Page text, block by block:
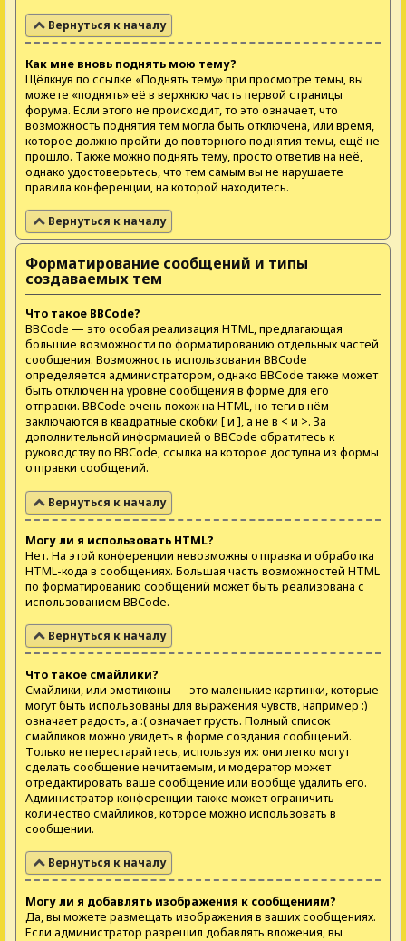
Вернуться к началу
Как мне вновь поднять мою тему?
Щёлкнув по ссылке «Поднять тему» при просмотре темы, вы
можете «поднять» её в верхнюю часть первой страницы
форума. Если этого не происходит, то это означает, что
возможность поднятия тем могла быть отключена, или время,
которое должно пройти до повторного поднятия темы, ещё не
прошло. Также можно поднять тему, просто ответив на неё,
однако удостоверьтесь, что тем самым вы не нарушаете
правила конференции, на которой находитесь.
Вернуться к началу
Форматирование сообщений и типы
создаваемых тем
Что такое BBCode?
BBCode — это особая реализация HTML, предлагающая
большие возможности по форматированию отдельных частей
сообщения. Возможность использования BBCode
определяется администратором, однако BBCode также может
быть отключён на уровне сообщения в форме для его
отправки. BBCode очень похож на HTML, но теги в нём
заключаются в квадратные скобки [ и ], а не в < и >. За
дополнительной информацией о BBCode обратитесь к
руководству по BBCode, ссылка на которое доступна из формы
отправки сообщений.
Вернуться к началу
Могу ли я использовать HTML?
Нет. На этой конференции невозможны отправка и обработка
HTML-кода в сообщениях. Большая часть возможностей HTML
по форматированию сообщений может быть реализована с
использованием BBCode.
Вернуться к началу
Что такое смайлики?
Смайлики, или эмотиконы — это маленькие картинки, которые
могут быть использованы для выражения чувств, например :)
означает радость, а :( означает грусть. Полный список
смайликов можно увидеть в форме создания сообщений.
Только не перестарайтесь, используя их: они легко могут
сделать сообщение нечитаемым, и модератор может
отредактировать ваше сообщение или вообще удалить его.
Администратор конференции также может ограничить
количество смайликов, которое можно использовать в
сообщении.
Вернуться к началу
Могу ли я добавлять изображения к сообщениям?
Да, вы можете размещать изображения в ваших сообщениях.
Если администратор разрешил добавлять вложения, вы